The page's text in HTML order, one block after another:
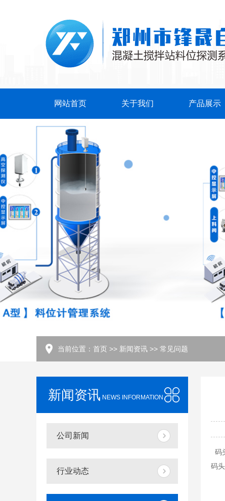
网站首页 关于我们 产品展示
当前位置： 首页 >> 新闻资讯 >> 常见问题
新闻资讯 NEWS INFORMATION
公司新闻
行业动态
码
码